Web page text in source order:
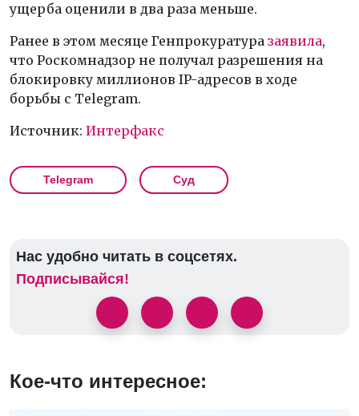
ущерба оценили в два раза меньше.
Ранее в этом месяце Генпрокуратура заявила,
что Роскомнадзор не получал разрешения на
блокировку миллионов IP-адресов в ходе
борьбы с Telegram.
Источник: Интерфакс
Telegram Суд
Нас удобно читать в соцсетях.
Подписывайся!
Кое-что интересное: